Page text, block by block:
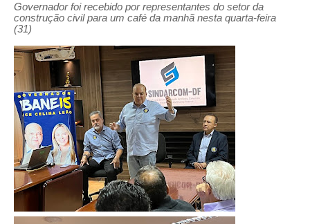
Governador foi recebido por representantes do setor da
construção civil para um café da manhã nesta quarta-feira
(31)